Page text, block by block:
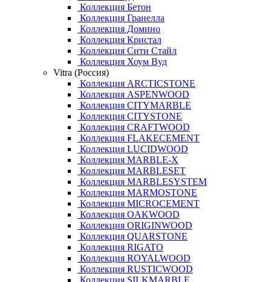
Коллекция Бетон
Коллекция Гранелла
Коллекция Домино
Коллекция Кристал
Коллекция Сити Стайл
Коллекция Хоум Вуд
Vitra (Россия)
Коллекция ARCTICSTONE
Коллекция ASPENWOOD
Коллекция CITYMARBLE
Коллекция CITYSTONE
Коллекция CRAFTWOOD
Коллекция FLAKECEMENT
Коллекция LUCIDWOOD
Коллекция MARBLE-X
Коллекция MARBLESET
Коллекция MARBLESYSTEM
Коллекция MARMOSTONE
Коллекция MICROCEMENT
Коллекция OAKWOOD
Коллекция ORIGINWOOD
Коллекция QUARSTONE
Коллекция RIGATO
Коллекция ROYALWOOD
Коллекция RUSTICWOOD
Коллекция SILKMARBLE